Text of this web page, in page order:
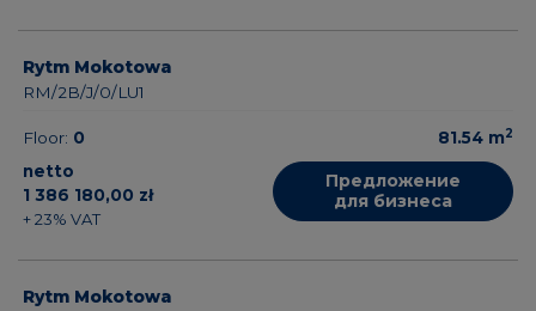
Rytm Mokotowa
RM/2B/J/0/LU1
Floor: 0
netto
1 386 180,00 zł
+ 23% VAT
81.54 m2
Предложение
для бизнеса
Rytm Mokotowa